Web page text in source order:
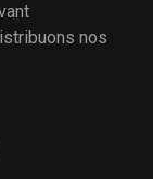
nos